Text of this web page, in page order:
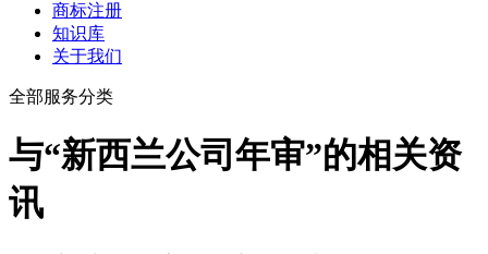
商标注册
知识库
关于我们
全部服务分类
与“新西兰公司年审”的相关资
讯